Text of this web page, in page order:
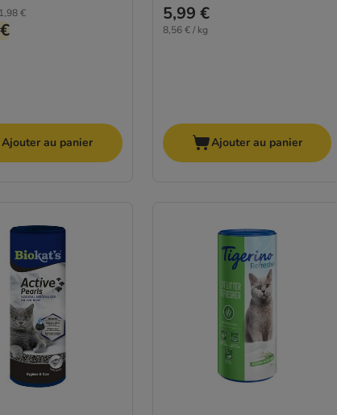
€
Ajouter au panier
5,99 €
8,56 € / kg
Ajouter au panier